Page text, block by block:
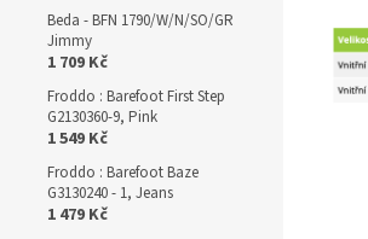
Beda - BFN 1790/W/N/SO/GR
Jimmy
1 709 Kč
Froddo : Barefoot First Step
G2130360-9, Pink
1 549 Kč
Froddo : Barefoot Baze
G3130240 - 1, Jeans
1 479 Kč